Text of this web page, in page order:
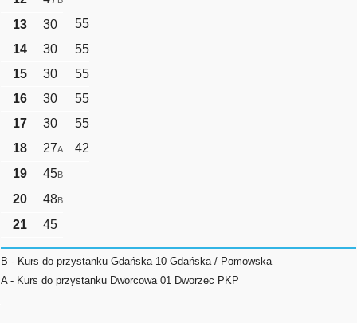
13 30
55
14
30
55
15
30
55
16
30
55
17
30
55
18
27A
42
19
45B
20 48B
21 45
B - Kurs do przystanku Gdańska 10 Gdańska / Pomowska
A - Kurs do przystanku Dworcowa 01 Dworzec PKP